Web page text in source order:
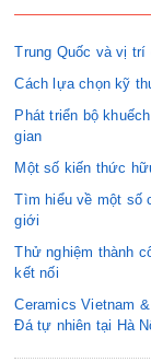
Trung Quốc và vị trí
Cách lựa chọn kỹ
Phát triển bộ
gian
Một số kiến thức
Tìm hiểu về một số
giới
Thử nghiệm thành
kết nối
Ceramics Vietnam
Đá tự nhiên tại Hà